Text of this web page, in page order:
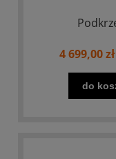
4 699,00 zł
do